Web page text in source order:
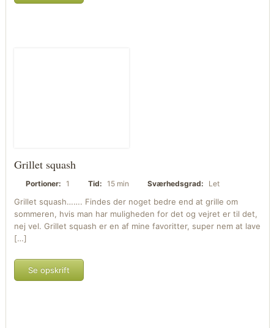
Grillet squash
Portioner: 1 Tid: 15 min Sværhedsgrad: Let
Grillet squash……. Findes der noget bedre end at grille om
sommeren, hvis man har muligheden for det og vejret er til det,
nej vel. Grillet squash er en af mine favoritter, super nem at lave
[…]
Se opskrift